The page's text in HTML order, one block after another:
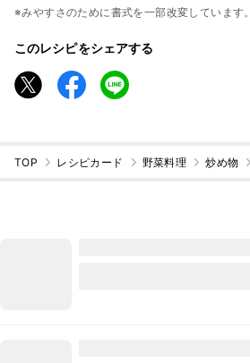
※みやすさのために書式を一部改変しています。
このレシピをシェアする
TOP レシピカード 野菜料理 炒め物